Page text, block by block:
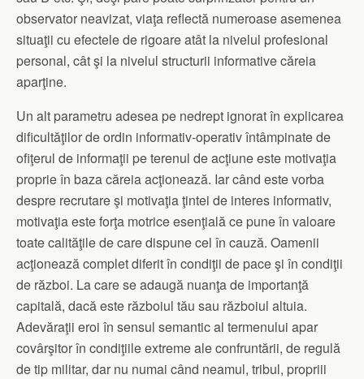
observator neavizat, viaţa reflectă numeroase asemenea
situaţii cu efectele de rigoare atât la nivelul profesional
personal, cât şi la nivelul structurii informative căreia
aparţine.
Un alt parametru adesea pe nedrept ignorat în explicarea
dificultăţilor de ordin informativ-operativ întâmpinate de
ofiţerul de informaţii pe terenul de acţiune este motivaţia
proprie în baza căreia acţionează. Iar când este vorba
despre recrutare şi motivaţia ţintei de interes informativ,
motivaţia este forţa motrice esenţială ce pune în valoare
toate calităţile de care dispune cel în cauză. Oamenii
acţionează complet diferit în condiţii de pace şi în condiţii
de război. La care se adaugă nuanţa de importanţă
capitală, dacă este războiul tău sau războiul altuia.
Adevăraţii eroi în sensul semantic al termenului apar
covârşitor în condiţiile extreme ale confruntării, de regulă
de tip militar, dar nu numai când neamul, tribul, propriii